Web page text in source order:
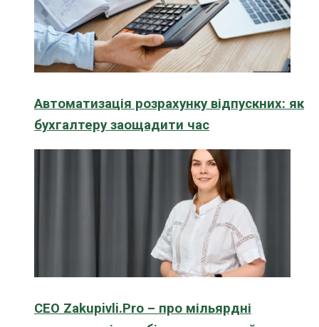
Автоматизація розрахунку відпускних: як
бухгалтеру заощадити час
CEO Zakupivli.Pro – про мільярдні